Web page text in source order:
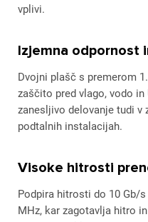
vplivi.
Izjemna odpornost
Dvojni plašč s premerom
zaščito pred vlago, vodo
zanesljivo delovanje tudi v
podtalnih instalacijah.
Visoke hitrosti
Podpira hitrosti do 10 Gb/
MHz, kar zagotavlja hitro